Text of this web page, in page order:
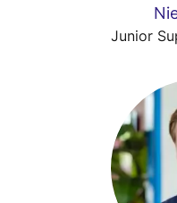
Junior